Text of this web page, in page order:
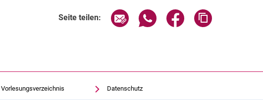
Seite teilen: Seite über E-Mail teilen
Seite über WhatsApp teilen
Seite über Facebook
Vorlesungsverzeichnis
Datenschutz